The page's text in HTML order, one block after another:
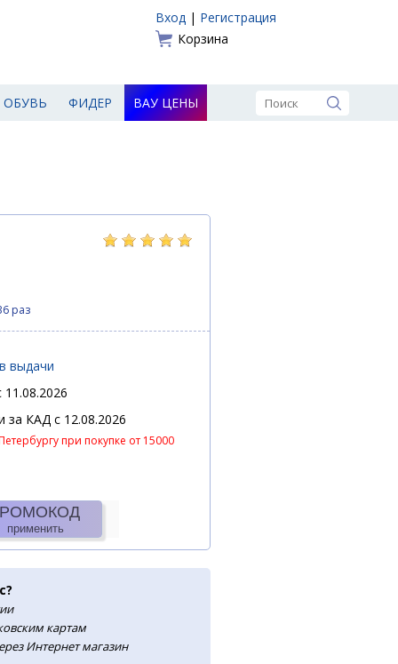
Вход | Регистрация
Корзина
ОБУВЬ ФИДЕР ВАУ ЦЕНЫ
раз
выдачи
за КАД c 12.08.2026
при покупке от 15000
применить
картам
Интернет магазин